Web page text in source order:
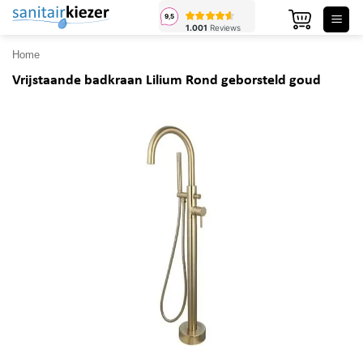
Ga
inhoud
Home
Vrijstaande badkraan Lilium Rond geborsteld goud